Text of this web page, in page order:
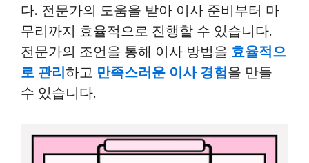
다. 전문가의 도움을 받아 이사 준비부터 마
무리까지 효율적으로 진행할 수 있습니다.
전문가의 조언을 통해 이사 방법을 효율적으
로 관리하고 만족스러운 이사 경험을 만들
수 있습니다.